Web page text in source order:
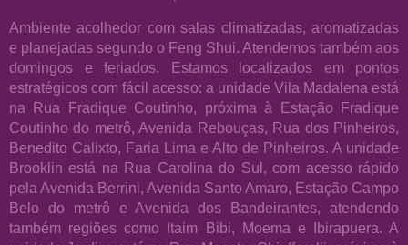
Ambiente acolhedor com salas climatizadas, aromatizadas
e planejadas segundo o Feng Shui. Atendemos também aos
domingos e feriados. Estamos localizados em pontos
estratégicos com fácil acesso: a unidade Vila Madalena está
na Rua Fradique Coutinho, próxima à Estação Fradique
Coutinho do metrô, Avenida Rebouças, Rua dos Pinheiros,
Benedito Calixto, Faria Lima e Alto de Pinheiros. A unidade
Brooklin está na Rua Carolina do Sul, com acesso rápido
pela Avenida Berrini, Avenida Santo Amaro, Estação Campo
Belo do metrô e Avenida dos Bandeirantes, atendendo
também regiões como Itaim Bibi, Moema e Ibirapuera. A